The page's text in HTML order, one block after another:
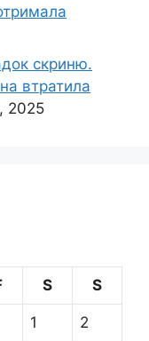
скриню.
втратила
2025
S S
1 2